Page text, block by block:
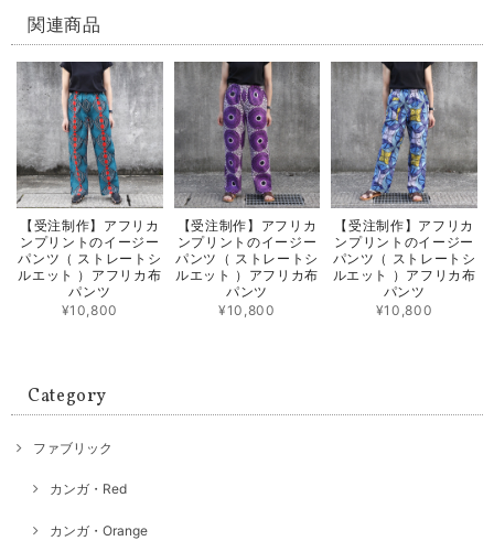
関連商品
【受注制作】アフリカ
ンプリントのイージー
パンツ（ ストレートシ
ルエット ）アフリカ布
パンツ
¥10,800
【受注制作】アフリカ
ンプリントのイージー
パンツ（ ストレートシ
ルエット ）アフリカ布
パンツ
¥10,800
【受注制作】アフリカ
ンプリントのイージー
パンツ（ ストレートシ
ルエット ）アフリカ布
パンツ
¥10,800
Category
ファブリック
カンガ・Red
カンガ・Orange